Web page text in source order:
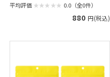
平均評価 0.0（全0件）
880 円(税込)